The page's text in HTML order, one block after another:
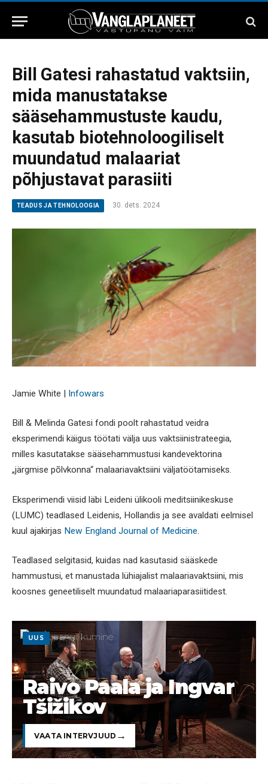
Bill Gatesi rahastatud vaktsiin,
mida manustatakse
sääsehammustuste kaudu,
kasutab biotehnoloogiliselt
muundatud malaariat
põhjustavat parasiiti
TEADUS JA TEHNOLOOGIA 30. dets. 2024
Jamie White | Infowars
Bill & Melinda Gatesi fondi poolt rahastatud veidra
eksperimendi käigus töötati välja uus vaktsiinistrateegia,
milles kasutatakse sääsehammustusi kandevektorina
„järgmise põlvkonna“ malaariavaktsiini väljatöötamiseks.
Eksperimendi viisid läbi Leideni ülikooli meditsiinikeskuse
(LUMC) teadlased Leidenis, Hollandis ja see avaldati eelmisel
kuul ajakirjas New England Journal of Medicine.
Teadlased selgitasid, kuidas nad kasutasid sääskede
hammustusi, et manustada lühiajalist malaariavaktsiini, mis
koosnes geneetiliselt muundatud malaariaparasiitidest.
UUS
Raivo Paala ja Ingvar
Tšižikov
VAATA INTERVJUUD